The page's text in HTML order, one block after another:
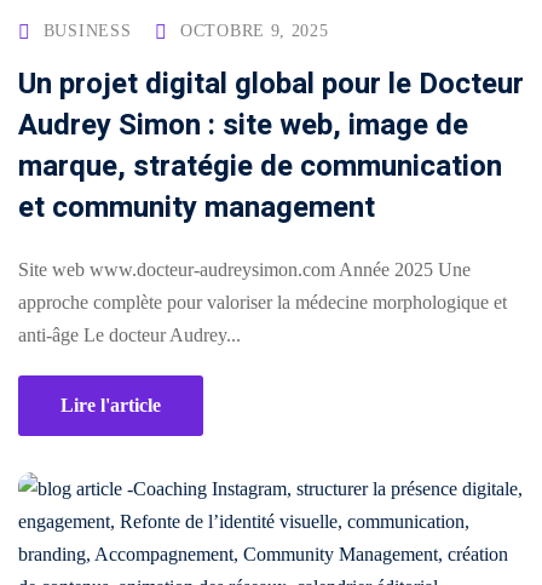
vidéo
print
digital
Identité
visuelle
✨
évolution
d’image
PRODUCTION
& SUPPORTS
conversion
Maintenance,
hébergement
&
suivi
FORFAITS
& PACKS
Maintenance,
hébergement
suivi
Packs
création
BUSINESS OCTOBRE 9, 2025
Un projet digital global pour le Docteur
Audrey Simon : site web, image de
marque, stratégie de communication
et community management
Site web www.docteur-audreysimon.com Année 2025 Une
approche complète pour valoriser la médecine morphologique et
anti-âge Le docteur Audrey...
Lire l'article